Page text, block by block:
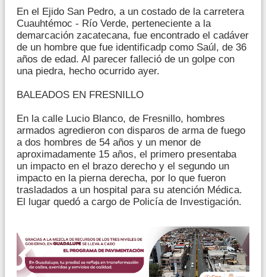
En el Ejido San Pedro, a un costado de la carretera
Cuauhtémoc - Río Verde, perteneciente a la
demarcación zacatecana, fue encontrado el cadáver
de un hombre que fue identificadp como Saúl, de 36
años de edad. Al parecer falleció de un golpe con
una piedra, hecho ocurrido ayer.
BALEADOS EN FRESNILLO
En la calle Lucio Blanco, de Fresnillo, hombres
armados agredieron con disparos de arma de fuego
a dos hombres de 54 años y un menor de
aproximadamente 15 años, el primero presentaba
un impacto en el brazo derecho y el segundo un
impacto en la pierna derecha, por lo que fueron
trasladados a un hospital para su atención Médica.
El lugar quedó a cargo de Policía de Investigación.